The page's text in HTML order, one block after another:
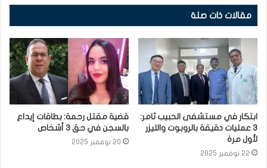
مقالات ذات صلة
ابتكار في مستشفى الحبيب ثامر:
3 عمليات دقيقة بالروبوت والليزر
لأول مرة
22 نوفمبر 2025
قضية مقتل رحمة: بطاقات إيداع
بالسجن في حق 3 أشخاص
20 نوفمبر 2025